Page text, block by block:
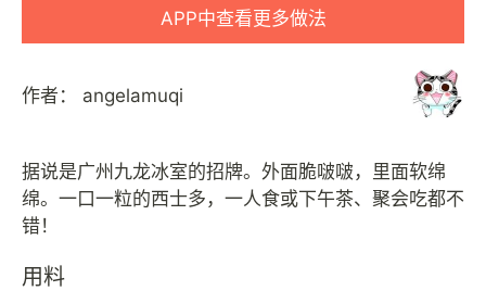
APP中查看更多做法
作者： angelamuqi
据说是广州九龙冰室的招牌。外面脆啵啵，里面软绵
绵。一口一粒的西士多，一人食或下午茶、聚会吃都不
用料